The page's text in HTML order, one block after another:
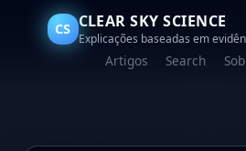
CS CLEAR SKY SCIENCE
Explicações baseadas em
Artigos Search